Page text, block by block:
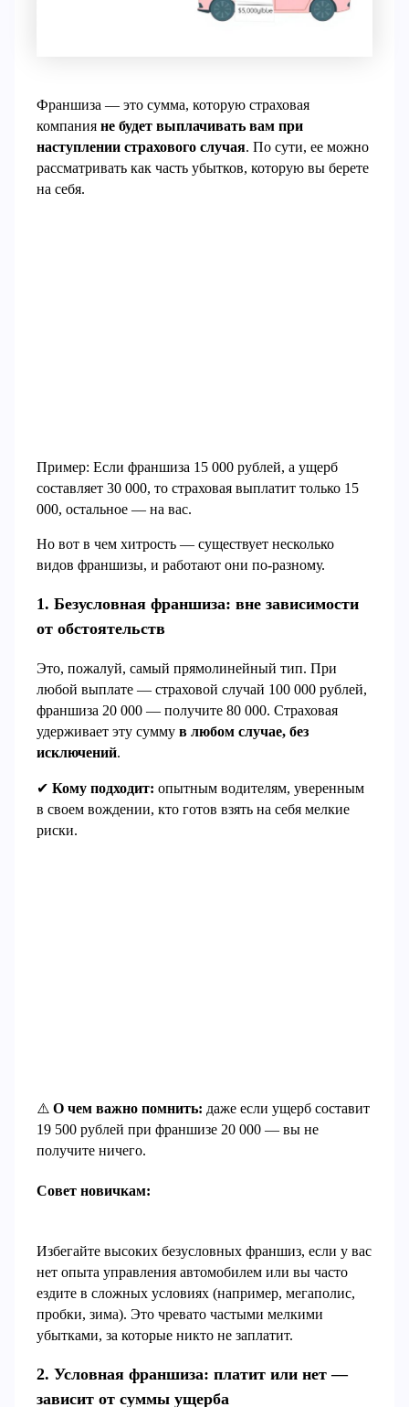
Франшиза — это сумма, которую страховая
компанияне будет выплачивать вам при
наступлении страхового случая. По сути, ее можно
рассматривать как часть убытков, которую вы берете
на себя.
Пример: Если франшиза 15 000 рублей, а ущерб
составляет 30 000, то страховая выплатит только 15
000, остальное — на вас.
Но вот в чем хитрость — существует несколько
видов франшизы, и работают они по-разному.
1. Безусловная франшиза: вне зависимости
от обстоятельств
Это, пожалуй, самый прямолинейный тип. При
любой выплате — страховой случай 100 000 рублей,
франшиза 20 000 — получите 80 000. Страховая
удерживает эту суммув любом случае, без
исключений.
✔Кому подходит: опытным водителям, уверенным
в своем вождении, кто готов взять на себя мелкие
риски.
⚠️О чем важно помнить: даже если ущерб составит
19 500 рублей при франшизе 20 000 — вы не
получите ничего.
Совет новичкам:
Избегайте высоких безусловных франшиз, если у вас
нет опыта управления автомобилем или вы часто
ездите в сложных условиях (например, мегаполис,
пробки, зима). Это чревато частыми мелкими
убытками, за которые никто не заплатит.
2. Условная франшиза: платит или нет —
зависит от суммы ущерба